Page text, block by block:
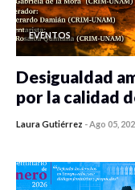
EVENTOS
Desigualdad
por la calidad
Laura Gutiérrez -Ago 05,